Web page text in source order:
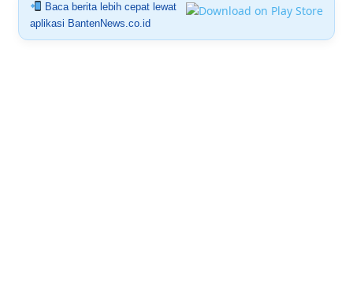
Baca berita lebih cepat lewat
aplikasi BantenNews.co.id